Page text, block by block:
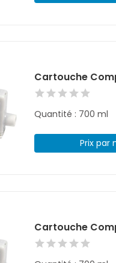
Cartouche
Quantité : 700 ml
Prix par
Cartouche